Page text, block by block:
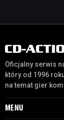
Oficjalny serwis
który od 1996
na temat gier
MENU